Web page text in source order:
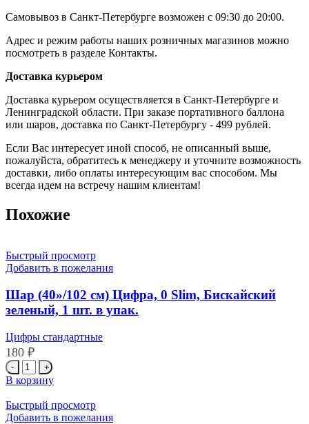
Самовывоз в Санкт-Петербурге возможен с 09:30 до 20:00.
Адрес и режим работы наших розничных магазинов можно
посмотреть в разделе Контакты.
Доставка курьером
Доставка курьером осуществляется в Санкт-Петербурге и
Ленинградской области. При заказе портативного баллона
или шаров, доставка по Санкт-Петербургу - 499 рублей.
Если Вас интересует иной способ, не описанный выше,
пожалуйста, обратитесь к менеджеру и уточните возможность
доставки, либо оплаты интересующим вас способом. Мы
всегда идем на встречу нашим клиентам!
Похожие
Быстрый просмотр
Добавить в пожелания
Шар (40»/102 см) Цифра, 0 Slim, Бискайский
зеленый, 1 шт. в упак.
Цифры стандартные
180 ₽
Количество
товара
Шар
(40''/102
см)
В корзину
Быстрый просмотр
Добавить в пожелания